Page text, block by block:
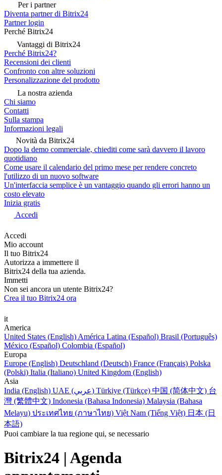
Per i partner
Diventa partner di Bitrix24
Partner login
Perché Bitrix24
Vantaggi di Bitrix24
Perché Bitrix24?
Recensioni dei clienti
Confronto con altre soluzioni
Personalizzazione del prodotto
La nostra azienda
Chi siamo
Contatti
Sulla stampa
Informazioni legali
Novità da Bitrix24
Dopo la demo commerciale, chiediti come sarà davvero il lavoro
quotidiano
Come usare il calendario del primo mese per rendere concreto
l'utilizzo di un nuovo software
Un'interfaccia semplice è un vantaggio quando gli errori hanno un
costo elevato
Inizia gratis
Accedi
Accedi
Mio account
Il tuo Bitrix24
Autorizza a immettere il
Bitrix24 della tua azienda.
Immetti
Non sei ancora un utente Bitrix24?
Crea il tuo Bitrix24 ora
it
America
United States (English) América Latina (Español) Brasil (Português)
México (Español) Colombia (Español)
Europa
Europe (English) Deutschland (Deutsch) France (Français) Polska
(Polski) Italia (Italiano) United Kingdom (English)
Asia
India (English)
UAE (عربي) Türkiye (Türkçe) 中国 (简体中文) 台
灣 (繁體中文) Indonesia (Bahasa Indonesia) Malaysia (Bahasa
Melayu) ประเทศไทย (ภาษาไทย) Việt Nam (Tiếng Việt) 日本 (日
本語)
Puoi cambiare la tua regione qui, se necessario
Bitrix24 | Agenda